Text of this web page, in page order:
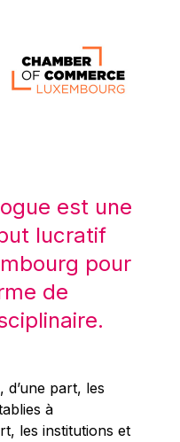
est une
lucratif
pour
de
part, les
à
les institutions et